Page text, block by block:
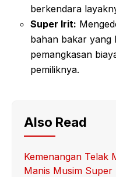
berkendara
Super Irit:
bahan bakar yang
pemangkasan
pemiliknya.
Also Read
Kemenangan Telak
Manis Musim Super